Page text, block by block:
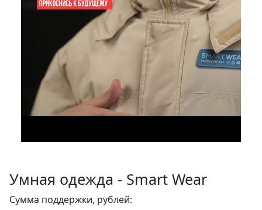
Умная одежда - Smart Wear
Сумма поддержки, рублей: